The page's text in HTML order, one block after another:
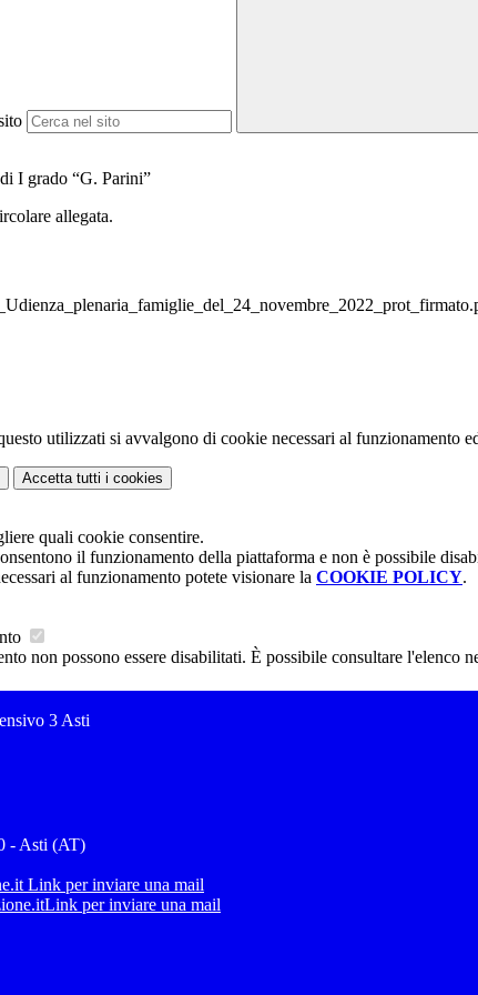
I grado “G. Parini”
allegata.
utilizzati si avvalgono di cookie necessari al funzionamento
Accetta tutti i cookies
quali cookie consentire.
il funzionamento della piattaforma e non è possibile
al funzionamento potete visionare la COOKIE POLICY.
non possono essere disabilitati. È possibile consultare l'elenco
3 Asti
- Asti (AT)
Link per inviare una mail
Link per inviare una mail